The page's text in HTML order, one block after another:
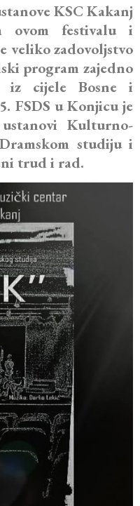
KSC Kakanj
ovom festivalu i
veliko zadovoljstvo
program zajedno
iz cijele Bosne i
FSDS u Konjicu je
Kulturno-
studiju i
trud i rad.